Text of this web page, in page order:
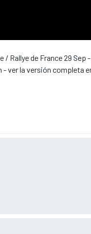
/ Rallye de France 29 Sep
ver la versión completa